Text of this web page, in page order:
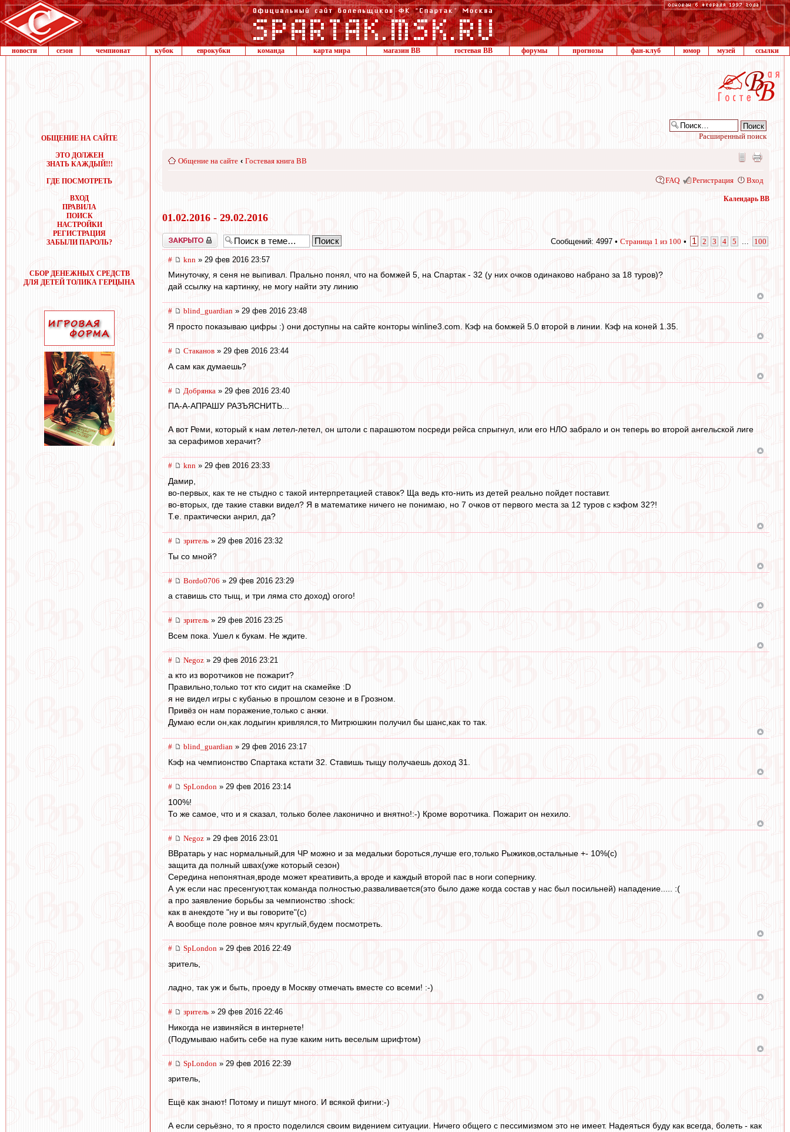
новости сезон чемпионат кубок еврокубки команда карта мира магазин ВВ гостевая ВВ форумы прогнозы фан-клуб юмор музей ссылки
ОБЩЕНИЕ НА САЙТЕ
ЭТО ДОЛЖЕН
ЗНАТЬ КАЖДЫЙ!!!
ГДЕ ПОСМОТРЕТЬ
ВХОД
ПРАВИЛА
ПОИСК
НАСТРОЙКИ
РЕГИСТРАЦИЯ
ЗАБЫЛИ ПАРОЛЬ?
СБОР ДЕНЕЖНЫХ СРЕДСТВ
ДЛЯ ДЕТЕЙ ТОЛИКА ГЕРЦЫНА
Расширенный поиск
Общение на сайте ‹ Гостевая книга ВВ
FAQ Регистрация Вход
Календарь ВВ
01.02.2016 - 29.02.2016
Закрыто Сообщений: 4997 • Страница 1 из 100 • 1 2 3 4 5 100
# knn » 29 фев 2016 23:57
Минуточку, я сеня не выпивал. Прально понял, что на бомжей 5, на Спартак - 32 (у них очков одинаково набрано за 18 туров)?
дай ссылку на картинку, не могу найти эту линию
# blind_guardian » 29 фев 2016 23:48
Я просто показываю цифры :) они доступны на сайте конторы winline3.com. Кэф на бомжей 5.0 второй в линии. Кэф на коней 1.35.
# Cтаканов » 29 фев 2016 23:44
А сам как думаешь?
# Добрянка » 29 фев 2016 23:40
ПА-А-АПРАШУ РАЗЪЯСНИТЬ...
А вот Реми, который к нам летел-летел, он штоли с парашютом посреди рейса спрыгнул, или его НЛО забрало и он теперь во второй ангельской лиге
за серафимов херачит?
# knn » 29 фев 2016 23:33
Дамир,
во-первых, как те не стыдно с такой интерпретацией ставок? Ща ведь кто-нить из детей реально пойдет поставит.
во-вторых, где такие ставки видел? Я в математике ничего не понимаю, но 7 очков от первого места за 12 туров с кэфом 32?!
Т.е. практически анрил, да?
# зpитель » 29 фев 2016 23:32
Ты со мной?
# Bordo0706 » 29 фев 2016 23:29
а ставишь сто тыщ, и три ляма сто доход) огого!
# зpитель » 29 фев 2016 23:25
Всем пока. Ушел к букам. Не ждите.
# Negoz » 29 фев 2016 23:21
а кто из воротчиков не пожарит?
Правильно,только тот кто сидит на скамейке :D
я не видел игры с кубанью в прошлом сезоне и в Грозном.
Привёз он нам поражение,только с анжи.
Думаю если он,как лодыгин кривлялся,то Митрюшкин получил бы шанс,как то так.
# blind_guardian » 29 фев 2016 23:17
Кэф на чемпионство Спартака кстати 32. Ставишь тыщу получаешь доход 31.
# SpLondon » 29 фев 2016 23:14
100%!
То же самое, что и я сказал, только более лаконично и внятно!:-) Кроме воротчика. Пожарит он нехило.
# Negoz » 29 фев 2016 23:01
ВВратарь у нас нормальный,для ЧР можно и за медальки бороться,лучше его,только Рыжиков,остальные +- 10%(с)
защита да полный швах(уже который сезон)
Середина непонятная,вроде может креативить,а вроде и каждый второй пас в ноги сопернику.
А уж если нас пресенгуют,так команда полностью,разваливается(это было даже когда состав у нас был посильней) нападение..... :(
а про заявление борьбы за чемпионство :shock:
как в анекдоте "ну и вы говорите"(с)
А вообще поле ровное мяч круглый,будем посмотреть.
# SpLondon » 29 фев 2016 22:49
зритель,
ладно, так уж и быть, проеду в Москву отмечать вместе со всеми! :-)
# зpитель » 29 фев 2016 22:46
Никогда не извиняйся в интернете!
(Подумываю набить себе на пузе каким нить веселым шрифтом)
# SpLondon » 29 фев 2016 22:39
зритель,
Ещё как знают! Потому и пишут много. И всякой фигни:-)
А если серьёзно, то я просто поделился своим видением ситуации. Ничего общего с пессимизмом это не имеет. Надеяться буду как всегда, болеть - как